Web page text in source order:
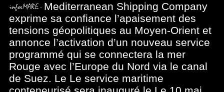
Mediterranean Shipping Company
exprime sa confiance l’apaisement des
tensions géopolitiques au Moyen-Orient et
annonce l’activation d’un nouveau service
programmé qui se connectera la mer
Rouge avec l’Europe du Nord via le canal
de Suez. Le Le service maritime